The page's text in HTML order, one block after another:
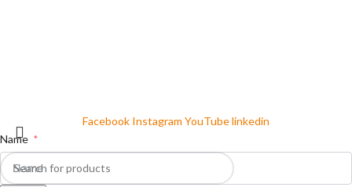
Facebook Instagram YouTubelinkedin
Name